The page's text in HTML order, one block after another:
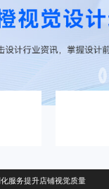
服务提升店铺视觉质量